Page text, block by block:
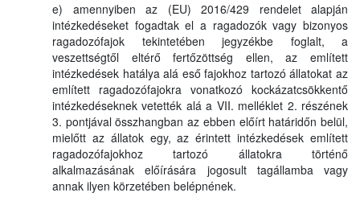
e) amennyiben az (EU) 2016/429 rendelet alapján
intézkedéseket fogadtak el a ragadozók vagy bizonyos
ragadozófajok tekintetében jegyzékbe foglalt, a
veszettségtől eltérő fertőzöttség ellen, az említett
intézkedések hatálya alá eső fajokhoz tartozó állatokat az
említett ragadozófajokra vonatkozó kockázatcsökkentő
intézkedéseknek vetették alá a VII. melléklet 2. részének
3. pontjával összhangban az ebben előírt határidőn belül,
mielőtt az állatok egy, az érintett intézkedések említett
ragadozófajokhoz tartozó állatokra történő
alkalmazásának előírására jogosult tagállamba vagy
annak ilyen körzetében belépnének.